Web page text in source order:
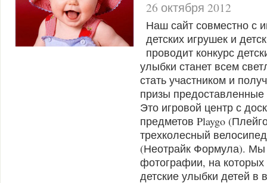
26 октября 2012
Наш сайт совместно с
детских игрушек и
проводит конкурс
улыбки станет всем
стать участником и
призы предоставленные
Это игровой центр с
предметов Playgo
трехколесный
(Неотрайк Формула).
фотографии, на
детские улыбки детей в